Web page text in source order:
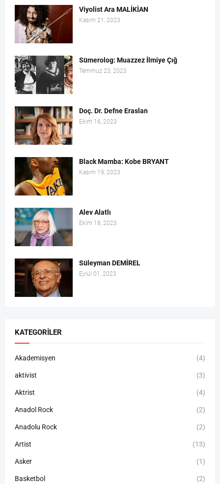
Viyolist Ara MALİKİAN
Kasım 21, 2023
Sümerolog: Muazzez İlmiye Çığ
Temmuz 23, 2023
Doç. Dr. Defne Eraslan
Ekim 16, 2023
Black Mamba: Kobe BRYANT
Kasım 19, 2023
Alev Alatlı
Ekim 18, 2023
Süleyman DEMİREL
Eylül 01, 2023
KATEGORILER
Akademisyen (4)
aktivist (3)
Aktrist (4)
Anadol Rock (2)
Anadolu Rock (2)
Artist (13)
Asker (1)
Basketbol (2)